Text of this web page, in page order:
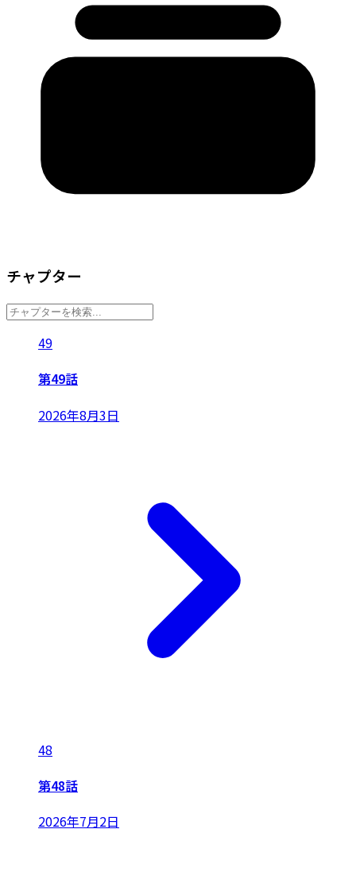
チャプター
49
第49話
2026年8月3日
48
第48話
2026年7月2日